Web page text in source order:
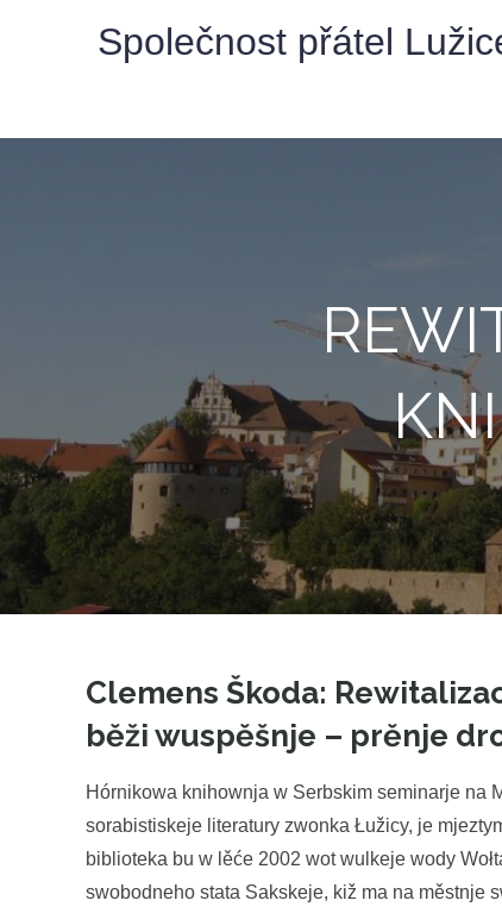
Společnost přátel
Clemens Škoda:
běži wuspěšnje – prěnje
Hórnikowa knihownja w Serbskim seminarje na
sorabistiskeje literatury zwonka Łužicy, je
biblioteka bu w lěće 2002 wot wulkeje wody
swobodneho stata Sakskeje, kiž ma na městnje